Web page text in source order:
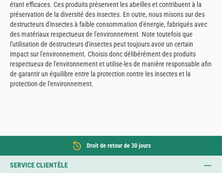
étant efficaces. Ces produits préservent les abeilles et contribuent à la
préservation de la diversité des insectes. En outre, nous misons sur des
destructeurs d'insectes à faible consommation d'énergie, fabriqués avec
des matériaux respectueux de l'environnement. Note toutefois que
l'utilisation de destructeurs d'insectes peut toujours avoir un certain
impact sur l'environnement. Choisis donc délibérément des produits
respectueux de l'environnement et utilise-les de manière responsable afin
de garantir un équilibre entre la protection contre les insectes et la
protection de l'environnement.
Droit de retour de 30 jours
SERVICE CLIENTÈLE